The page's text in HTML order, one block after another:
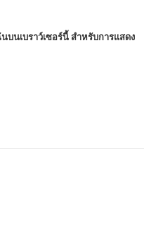
นเบราว์เซอร์นี้ สำหรับการแสดง